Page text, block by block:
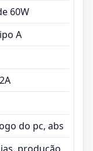
60W
A
do pc, abs